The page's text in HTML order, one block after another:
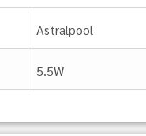
Astralpool
5.5W